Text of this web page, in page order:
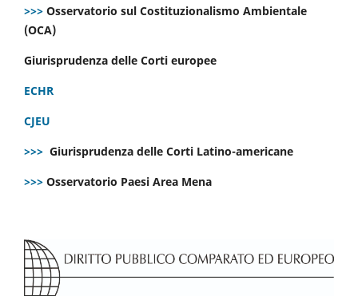
>>> Osservatorio sul Costituzionalismo Ambientale
(OCA)
Giurisprudenza delle Corti europee
ECHR
CJEU
>>> Giurisprudenza delle Corti Latino-americane
>>> Osservatorio Paesi Area Mena